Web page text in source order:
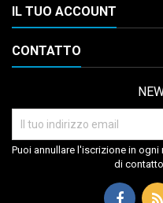
IL TUO ACCOUNT
CONTATTO
Puoi annullare l'iscrizione in
di